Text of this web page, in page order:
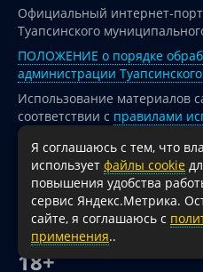
Официальный интернет-
Туапсинского
ПОЛОЖЕНИЕ о порядке
администрации
Использование материалов
соответствии с правилами
опубликованных на сайте
При перепечатке и
на источник обязательна.
Для сайтов и страниц сети
активная гиперссылка на
администрации
18+
Я соглашаюсь с тем, что
использует файлы cookie
повышения удобства
сервис Яндекс.Метрика.
сайте, я соглашаюсь с
применения..